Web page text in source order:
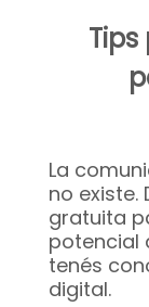
La
no existe.
gratuita
potencial
tenés
digital.